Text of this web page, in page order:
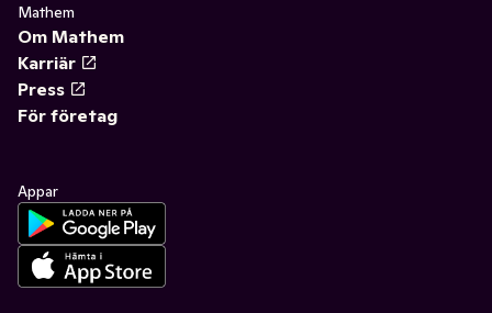
Mathem
Om Mathem
Karriär
Press
För företag
Appar